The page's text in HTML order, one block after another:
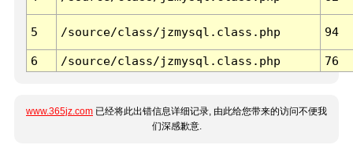
5 /source/class/jzmysql.class.php 94
6 /source/class/jzmysql.class.php 76
www.365jz.com 已经将此出错信息详细记录, 由此给您带来的访问不便我
们深感歉意.